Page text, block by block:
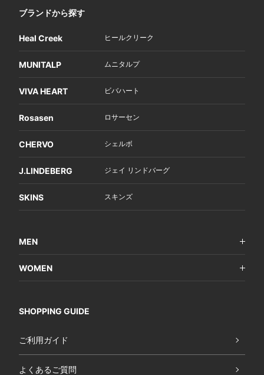
ブランドから探す
Heal Creek ヒールクリーク
MUNITALP ムニタルプ
VIVA HEART ビバハート
Rosasen ロサーセン
CHERVO シェルボ
J.LINDEBERG ジェイ リンドバーグ
SKINS スキンズ
MEN
WOMEN
SHOPPING GUIDE
ご利用ガイド
よくあるご質問